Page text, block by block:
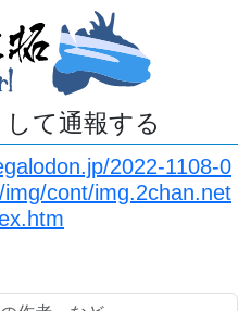
て通報する
2022-1108-0
cont/img.2chan.net